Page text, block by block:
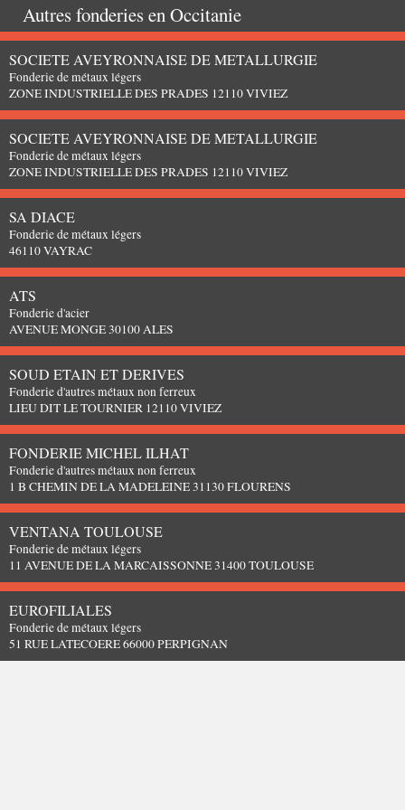
Autres fonderies enOccitanie
SOCIETE AVEYRONNAISE DE METALLURGIE
Fonderie de métaux légers
ZONE INDUSTRIELLE DES PRADES 12110 VIVIEZ
SOCIETE AVEYRONNAISE DE METALLURGIE
Fonderie de métaux légers
ZONE INDUSTRIELLE DES PRADES 12110 VIVIEZ
SA DIACE
Fonderie de métaux légers
46110 VAYRAC
ATS
Fonderie d'acier
AVENUE MONGE 30100 ALES
SOUD ETAIN ET DERIVES
Fonderie d'autres métaux non ferreux
LIEU DIT LE TOURNIER 12110 VIVIEZ
FONDERIE MICHEL ILHAT
Fonderie d'autres métaux non ferreux
1 B CHEMIN DE LA MADELEINE 31130 FLOURENS
VENTANA TOULOUSE
Fonderie de métaux légers
11 AVENUE DE LA MARCAISSONNE 31400 TOULOUSE
EUROFILIALES
Fonderie de métaux légers
51 RUE LATECOERE 66000 PERPIGNAN